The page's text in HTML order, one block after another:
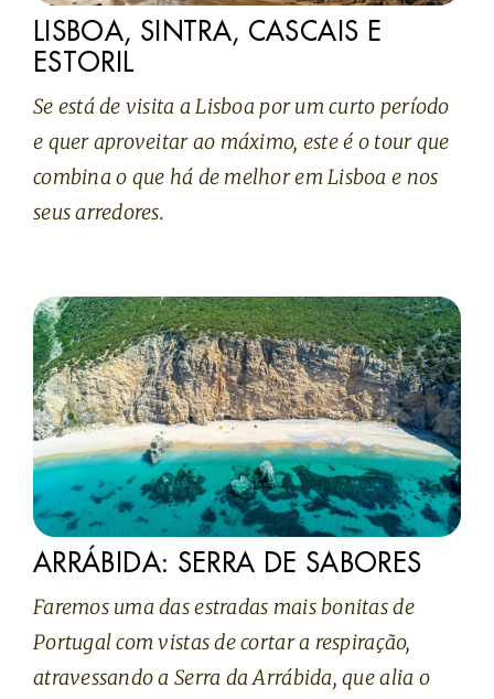
LISBOA, SINTRA, CASCAIS E
ESTORIL
Se está de visita a Lisboa por um curto período
e quer aproveitar ao máximo, este é o tour que
combina o que há de melhor em Lisboa e nos
seus arredores.
ARRÁBIDA: SERRA DE SABORES
Faremos uma das estradas mais bonitas de
Portugal com vistas de cortar a respiração,
atravessando a Serra da Arrábida, que alia o